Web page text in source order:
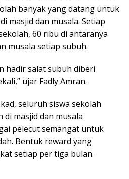
banyak yang datang untuk
masjid dan musala. Setiap
60 ribu di antaranya
musala setiap subuh.
hadir salat subuh diberi
ujar Fadly Amran.
seluruh siswa sekolah
masjid dan musala
pelecut semangat untuk
Bentuk reward yang
setiap per tiga bulan.